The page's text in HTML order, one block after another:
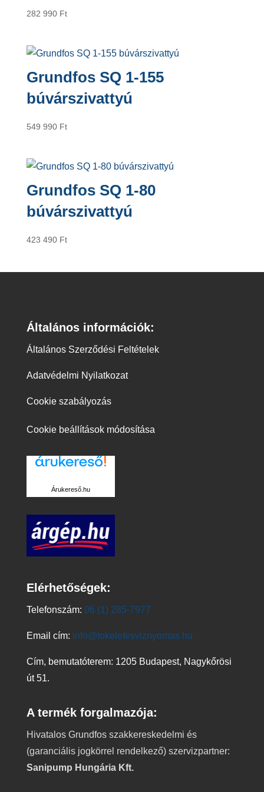
282 990 Ft
Grundfos SQ 1-155
búvárszivattyú
549 990 Ft
Grundfos SQ 1-80
búvárszivattyú
423 490 Ft
Általános információk:
Általános Szerződési Feltételek
Adatvédelmi Nyilatkozat
Cookie szabályozás
Cookie beállítások módosítása
Árukereső.hu
Elérhetőségek:
Telefonszám: 06 (1) 285-7977
Email cím: info@tokeletesviznyomas.hu
Cím, bemutatóterem: 1205 Budapest, Nagykőrösi
út 51.
A termék forgalmazója:
Hivatalos Grundfos szakkereskedelmi és
(garanciális jogkörrel rendelkező) szervizpartner:
Sanipump Hungária Kft.